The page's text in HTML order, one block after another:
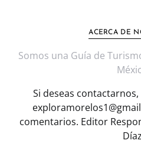
ACERCA DE
Somos una Guía de
Si deseas
comentarios. Editor
Díaz